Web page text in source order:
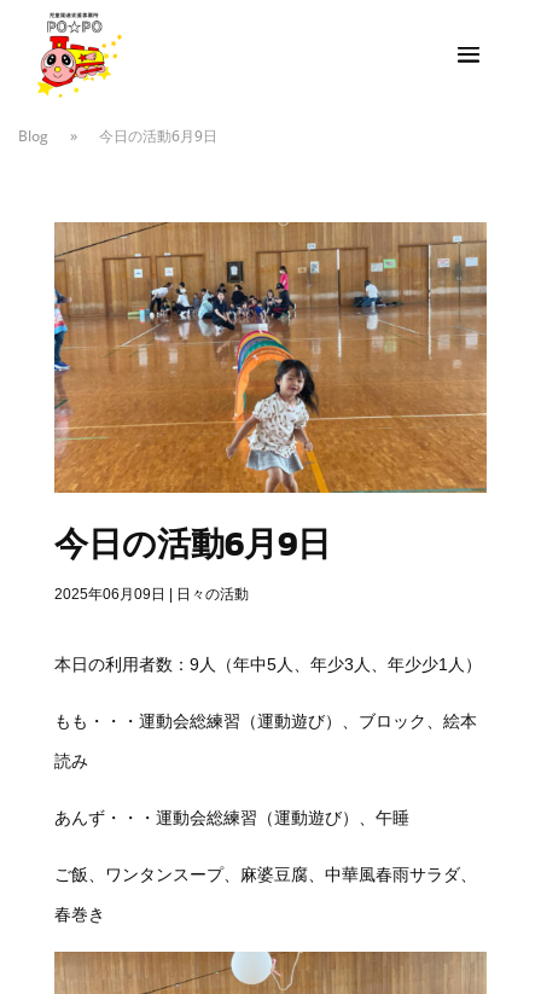
Blog » 今日の活動6月9日
今日の活動6月9日
2025年06月09日 日々の活動
本日の利用者数：9人（年中5人、年少3人、年少少1人）
もも・・・ 運動会総練習（運動遊び）、ブロック、絵本
読み
あんず・・・運動会総練習（運動遊び）、午睡
ご飯、ワンタンスープ、麻婆豆腐、中華風春雨サラダ、
春巻き